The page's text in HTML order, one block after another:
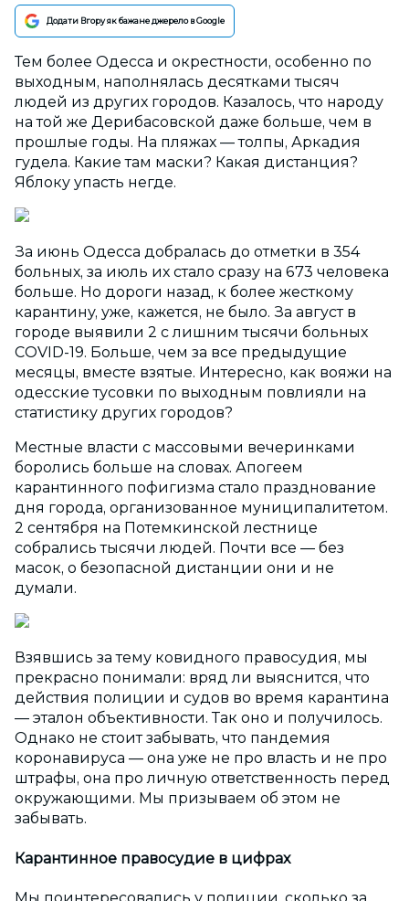
Додати Вгору як бажане джерело в Google
Тем более Одесса и окрестности, особенно по
выходным, наполнялась десятками тысяч
людей из других городов. Казалось, что народу
на той же Дерибасовской даже больше, чем в
прошлые годы. На пляжах — толпы, Аркадия
гудела. Какие там маски? Какая дистанция?
Яблоку упасть негде.
За июнь Одесса добралась до отметки в 354
больных, за июль их стало сразу на 673 человека
больше. Но дороги назад, к более жесткому
карантину, уже, кажется, не было. За август в
городе выявили 2 с лишним тысячи больных
COVID-19. Больше, чем за все предыдущие
месяцы, вместе взятые. Интересно, как вояжи на
одесские тусовки по выходным повлияли на
статистику других городов?
Местные власти с массовыми вечеринками
боролись больше на словах. Апогеем
карантинного пофигизма стало празднование
дня города, организованное муниципалитетом.
2 сентября на Потемкинской лестнице
собрались тысячи людей. Почти все — без
масок, о безопасной дистанции они и не
думали.
Взявшись за тему ковидного правосудия, мы
прекрасно понимали: вряд ли выяснится, что
действия полиции и судов во время карантина
— эталон объективности. Так оно и получилось.
Однако не стоит забывать, что пандемия
коронавируса — она уже не про власть и не про
штрафы, она про личную ответственность перед
окружающими. Мы призываем об этом не
забывать.
Карантинное правосудие в цифрах